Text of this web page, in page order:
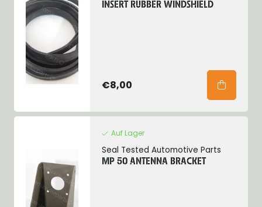
INSERT RUBBER WINDSHIELD
€8,00
Auf Lager
Seal Tested Automotive Parts
MP 50 ANTENNA BRACKET